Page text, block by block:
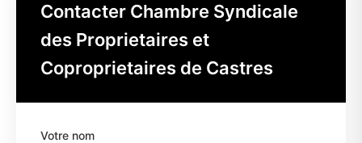
Contacter Chambre Syndicale
des Proprietaires et
Coproprietaires de Castres
Votre nom